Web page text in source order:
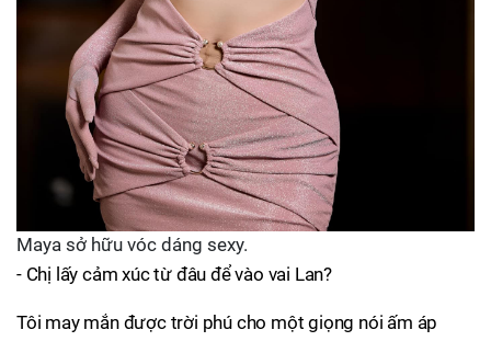
Maya sở hữu vóc dáng sexy.
- Chị lấy cảm xúc từ đâu để vào vai Lan?
Tôi may mắn được trời phú cho một giọng nói ấm áp